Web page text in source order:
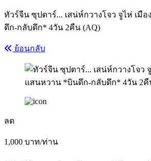
ทัวร์จีน ซุปตาร์... เสน่ห์กวางโจว จูไห่ เ
ดึก-กลับดึก* 4วัน 2คืน (AQ)
ย้อนกลับ
ลด
1,000 บาท/ท่าน